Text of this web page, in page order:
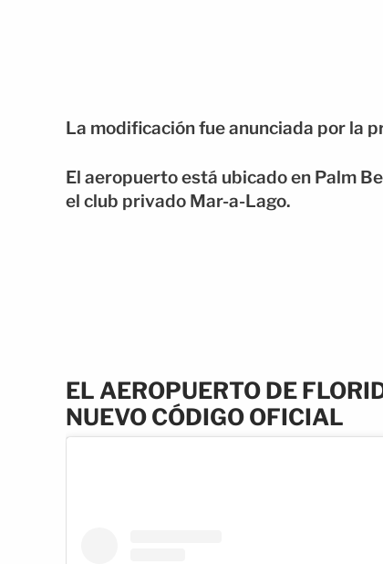
La modificación fue anunciada por la
El aeropuerto está ubicado en Palm
el club privado Mar-a-Lago.
EL AEROPUERTO DE
NUEVO CÓDIGO OFICIAL